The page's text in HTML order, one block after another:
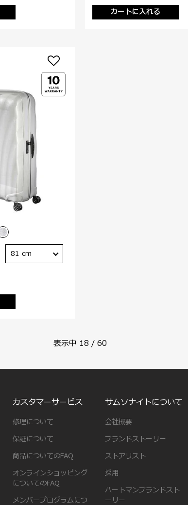
カートに入れる
81 cm
表示中 18 / 60
カスタマーサービス
修理について
保証について
商品についてのFAQ
オンラインショッピング
についてのFAQ
メンバープログラムにつ
サムソナイトについて
会社概要
ブランドストーリー
ストアリスト
採用
ハートマンブランドスト
ーリー